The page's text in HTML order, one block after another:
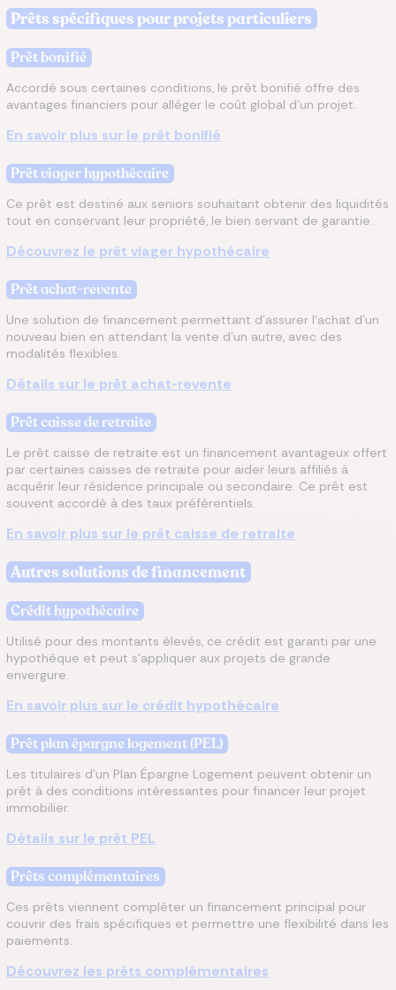
Prêts spécifiques pour projets particuliers
Prêt bonifié
Accordé sous certaines conditions, le prêt bonifié offre des
avantages financiers pour alléger le coût global d’un projet.
En savoir plus sur le prêt bonifié
Prêt viager hypothécaire
Ce prêt est destiné aux seniors souhaitant obtenir des liquidités
tout en conservant leur propriété, le bien servant de garantie.
Découvrez le prêt viager hypothécaire
Prêt achat-revente
Une solution de financement permettant d’assurer l’achat d’un
nouveau bien en attendant la vente d’un autre, avec des
modalités flexibles.
Détails sur le prêt achat-revente
Prêt caisse de retraite
Le prêt caisse de retraite est un financement avantageux offert
par certaines caisses de retraite pour aider leurs affiliés à
acquérir leur résidence principale ou secondaire. Ce prêt est
souvent accordé à des taux préférentiels.
En savoir plus sur le prêt caisse de retraite
Autres solutions de financement
Crédit hypothécaire
Utilisé pour des montants élevés, ce crédit est garanti par une
hypothèque et peut s'appliquer aux projets de grande
envergure.
En savoir plus sur le crédit hypothécaire
Prêt plan épargne logement (PEL)
Les titulaires d'un Plan Épargne Logement peuvent obtenir un
prêt à des conditions intéressantes pour financer leur projet
immobilier.
Détails sur le prêt PEL
Prêts complémentaires
Ces prêts viennent compléter un financement principal pour
couvrir des frais spécifiques et permettre une flexibilité dans les
paiements.
Découvrez les prêts complémentaires